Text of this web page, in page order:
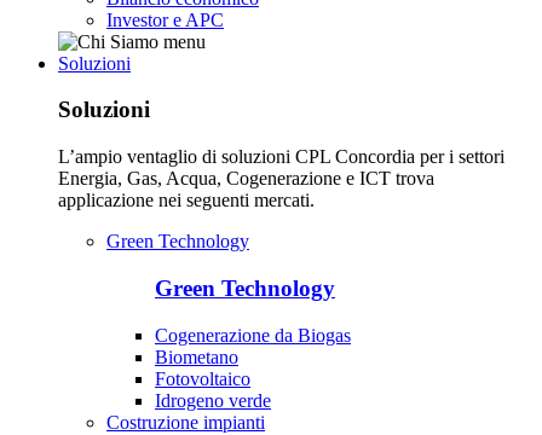
Investor e APC
Soluzioni
Soluzioni
L’ampio ventaglio di soluzioni CPL Concordia per i settori
Energia, Gas, Acqua, Cogenerazione e ICT trova
applicazione nei seguenti mercati.
Green Technology
Green Technology
Cogenerazione da Biogas
Biometano
Fotovoltaico
Idrogeno verde
Costruzione impianti